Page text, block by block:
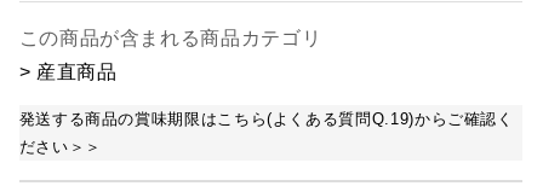
この商品が含まれる商品カテゴリ
> 産直商品
発送する商品の賞味期限はこちら(よくある質問Q.19)からご確認く
ださい＞＞